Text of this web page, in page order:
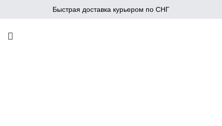
Быстрая доставка курьером по СНГ